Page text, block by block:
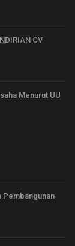
CV
Menurut UU
Pembangunan